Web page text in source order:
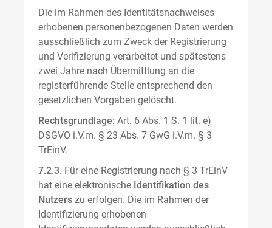
Die im Rahmen des Identitätsnachweises
erhobenen personenbezogenen Daten werden
ausschließlich zum Zweck der Registrierung
und Verifizierung verarbeitet und spätestens
zwei Jahre nach Übermittlung an die
registerführende Stelle entsprechend den
gesetzlichen Vorgaben gelöscht.
Rechtsgrundlage: Art. 6 Abs. 1 S. 1 lit. e)
DSGVO i.V.m. § 23 Abs. 7 GwG i.V.m. § 3
TrEinV.
7.2.3. Für eine Registrierung nach § 3 TrEinV
hat eine elektronische Identifikation des
Nutzers zu erfolgen. Die im Rahmen der
Identifizierung erhobenen